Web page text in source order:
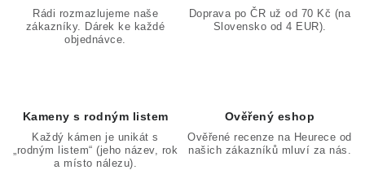
Rádi rozmazlujeme naše
zákazníky. Dárek ke každé
objednávce.
Doprava po ČR už od 70 Kč (na
Slovensko od 4 EUR).
Kameny s rodným listem
Každý kámen je unikát s
„rodným listem“ (jeho název, rok
a místo nálezu).
Ověřený eshop
Ověřené recenze na Heurece od
našich zákazníků mluví za nás.